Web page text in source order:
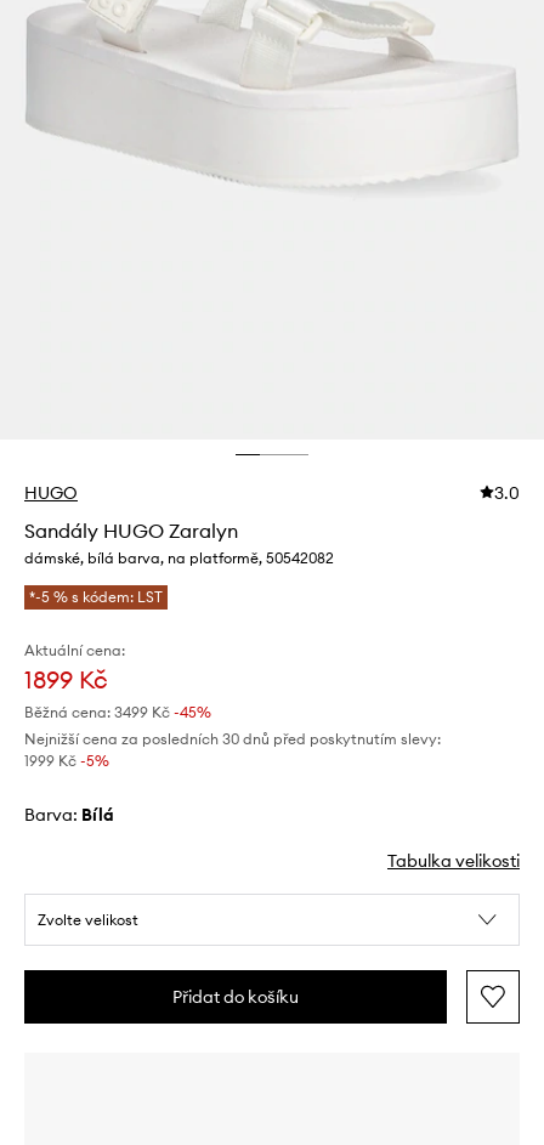
HUGO 3.0
Sandály HUGO Zaralyn
dámské, bílá barva, na platformě, 50542082
*-5 % s kódem: LST
Aktuální cena:
1899 Kč
Běžná cena: 3499 Kč -45%
Nejnižší cena za posledních 30 dnů před poskytnutím slevy:
1999 Kč -5%
Barva: bílá
Tabulka velikosti
Zvolte velikost
Přidat do košíku